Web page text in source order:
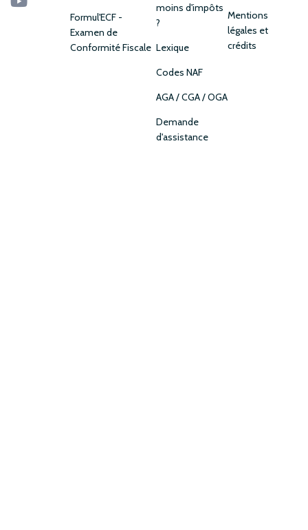
Formul'ECF -
Examen de
Conformité Fiscale
moins d'impôts
?
Lexique
Codes NAF
AGA / CGA / OGA
Demande
d'assistance
Mentions
légales et
crédits